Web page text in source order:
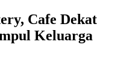
Cafe Dekat
Keluarga